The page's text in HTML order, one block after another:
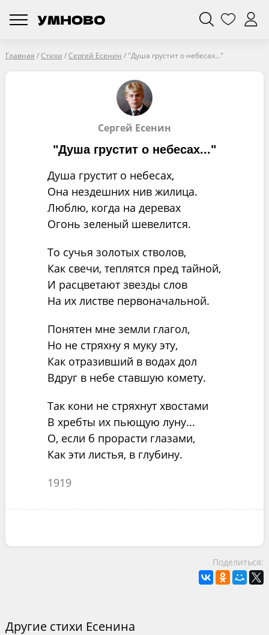
Главная /Стихи /Сергей Есенин / "Душа грустит о небесах..."
Сергей Есенин
"Душа грустит о небесах..."
Душа грустит о небесах,
Она нездешних нив жилица.
Люблю, когда на деревах
Огонь зеленый шевелится.
То сучья золотых стволов,
Как свечи, теплятся пред тайной,
И расцветают звезды слов
На их листве первоначальной.
Понятен мне земли глагол,
Но не стряхну я муку эту,
Как отразивший в водах дол
Вдруг в небе ставшую комету.
Так кони не стряхнут хвостами
В хребты их пьющую луну...
О, если б прорасти глазами,
Как эти листья, в глубину.
1919
Поделиться:
Другие стихи Есенина